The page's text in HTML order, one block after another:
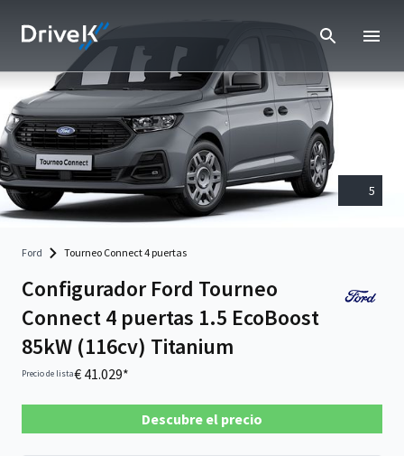
5
Ford Tourneo Connect 4 puertas
Configurador Ford Tourneo
Connect 4 puertas 1.5 EcoBoost
85kW (116cv) Titanium
Precio de lista€ 41.029*
Descubre el precio